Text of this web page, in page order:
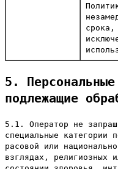
срока,
5.
подлежащие
5.1. Оператор не
специальные категории
расовой или
взглядах, религиозных